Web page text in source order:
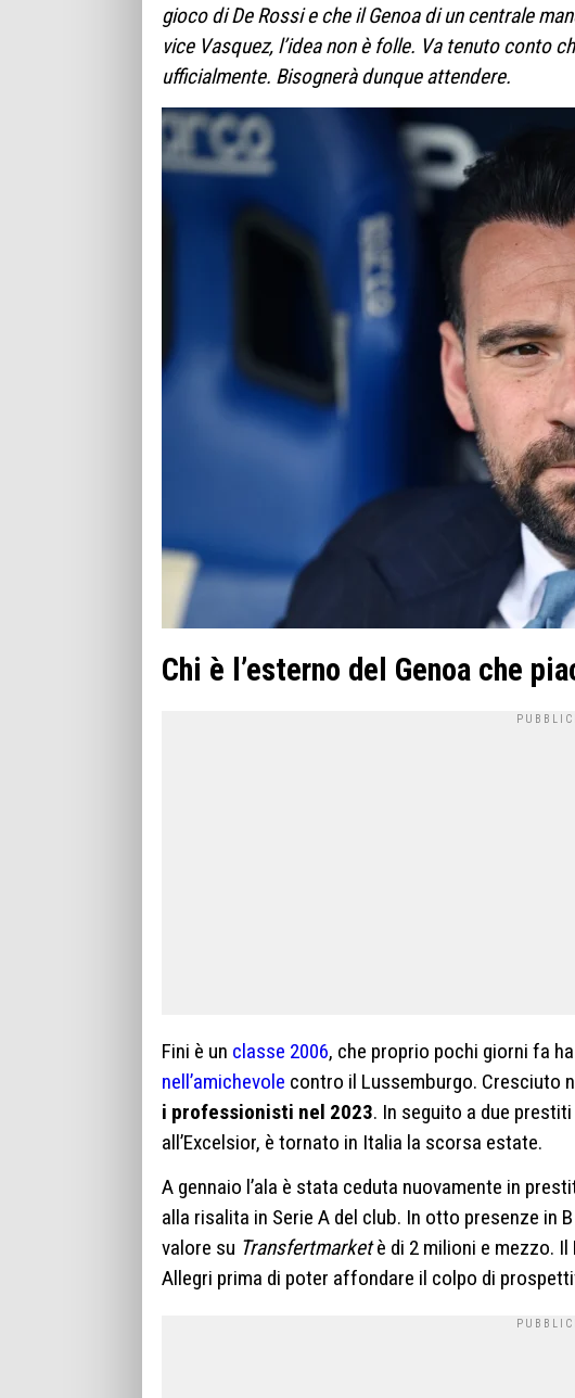
gioco di De Rossi e che il Genoa di un centrale
vice Vasquez, l’idea non è folle. Va tenuto conto
ufficialmente. Bisognerà dunque attendere.
Chi è l’esterno del Genoa che
Fini è un classe 2006, che proprio pochi giorni fa
nell’amichevole contro il Lussemburgo. Cresciuto
i professionisti nel 2023. In seguito a due
all’Excelsior, è tornato in Italia la scorsa estate.
A gennaio l’ala è stata ceduta nuovamente in
alla risalita in Serie A del club. In otto presenze in
valore su Transfertmarketè di 2 milioni e mezzo.
Allegri prima di poter affondare il colpo di